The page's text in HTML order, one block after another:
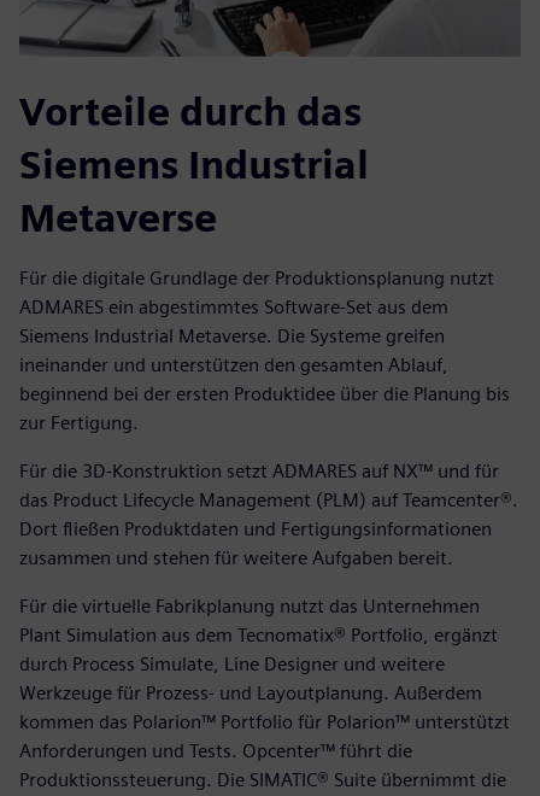
Vorteile durch das
Siemens Industrial
Metaverse
Für die digitale Grundlage der Produktionsplanung nutzt
ADMARES ein abgestimmtes Software-Set aus dem
Siemens Industrial Metaverse. Die Systeme greifen
ineinander und unterstützen den gesamten Ablauf,
beginnend bei der ersten Produktidee über die Planung bis
zur Fertigung.
Für die 3D-Konstruktion setzt ADMARES auf NX™ und für
das Product Lifecycle Management (PLM) auf Teamcenter®.
Dort fließen Produktdaten und Fertigungsinformationen
zusammen und stehen für weitere Aufgaben bereit.
Für die virtuelle Fabrikplanung nutzt das Unternehmen
Plant Simulation aus dem Tecnomatix® Portfolio, ergänzt
durch Process Simulate, Line Designer und weitere
Werkzeuge für Prozess- und Layoutplanung. Außerdem
kommen das Polarion™ Portfolio für Polarion™ unterstützt
Anforderungen und Tests. Opcenter™ führt die
Produktionssteuerung. Die SIMATIC® Suite übernimmt die